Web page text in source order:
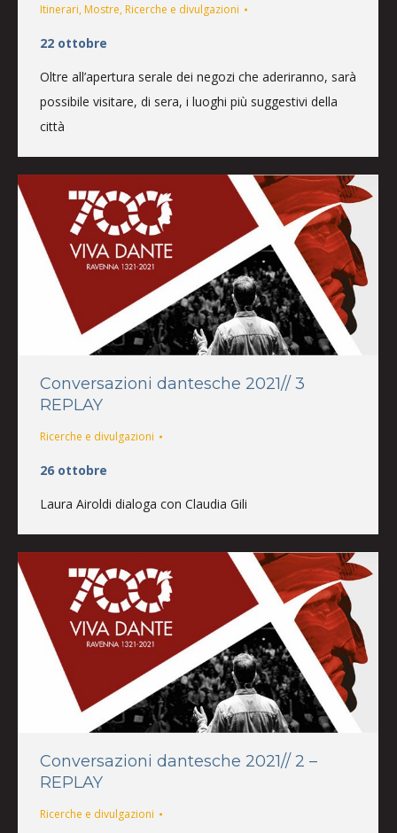
Itinerari, Mostre, Ricerche e divulgazioni
22 ottobre
Oltre all’apertura serale dei negozi che aderiranno, sarà
possibile visitare, di sera, i luoghi più suggestivi della
città
Conversazioni dantesche 2021// 3
REPLAY
Ricerche e divulgazioni
26 ottobre
Laura Airoldi dialoga con Claudia Gili
Conversazioni dantesche 2021// 2 –
REPLAY
Ricerche e divulgazioni